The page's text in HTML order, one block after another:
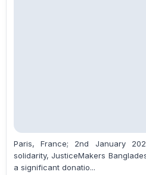
Paris, France; 2nd January
solidarity, JusticeMakers
a significant donatio...